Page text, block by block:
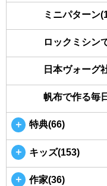
ミニパターン
ロックミシン
日本ヴォーグ
帆布で作る毎
＋ 特典(66)
＋ キッズ(153)
＋ 作家(36)